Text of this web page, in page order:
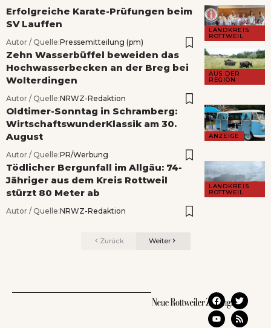
LANDKREIS
ROTTWEIL
Erfolgreiche Karate-Prüfungen beim
SV Lauffen
Autor / Quelle:Pressemitteilung (pm)
AUS DER
REGION
Zehn Wasserbüffel beweiden das
Hochwasserbecken an der Breg bei
Wolterdingen
Autor / Quelle:NRWZ-Redaktion
ANZEIGE
Oldtimer-Sonntag in Schramberg:
WirtschaftswunderKlassik am 30.
August
Autor / Quelle:PR/Werbung
LANDKREIS
ROTTWEIL
Tödlicher Bergunfall im Allgäu: 74-
Jähriger aus dem Kreis Rottweil
stürzt 80 Meter ab
Autor / Quelle:NRWZ-Redaktion
Zurück Weiter